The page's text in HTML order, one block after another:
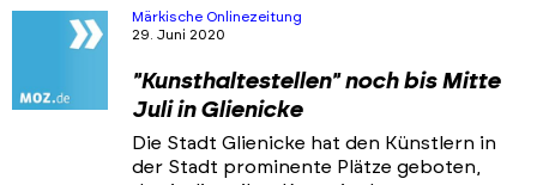
Märkische Onlinezeitung
29. Juni 2020
"Kunsthaltestellen" noch bis Mitte
Juli in Glienicke
Die Stadt Glienicke hat den Künstlern in
der Stadt prominente Plätze geboten,